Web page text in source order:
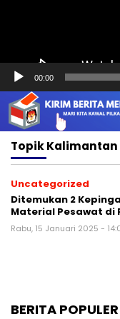
00:00
TopikKalimantan
Uncategorized
Ditemukan 2
Material Pesawat di
Rabu, 15 Januari 2025 -
BERITA POPULER